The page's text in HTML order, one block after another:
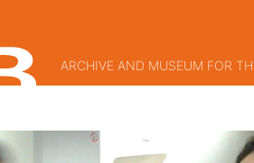
ARCHIVE AND MUSEUM FOR